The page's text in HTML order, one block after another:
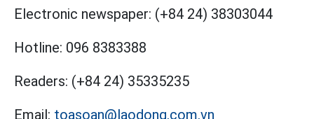
Electronic newspaper: (+84 24) 38303044
Hotline: 096 8383388
Readers: (+84 24) 35335235
Email: toasoan@laodong.com.vn